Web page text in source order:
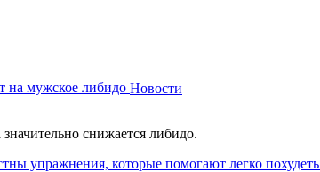
на мужское либидо Новости
снижается либидо.
упражнения, которые помогают легко похудеть